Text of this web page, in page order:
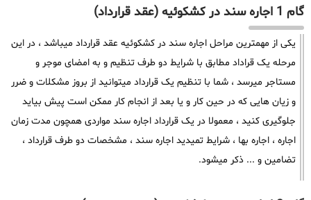
گام 1 اجاره سند در کشکوئیه (عقد قرارداد)
یکی از مهمترین مراحل اجاره سند در کشکوئیه عقد قرارداد میباشد ، در این
مرحله یک قراداد مطابق با شرایط دو طرف تنظیم و به امضای موجر و
مستاجر میرسد ، شما با تنظیم یک قرارداد میتوانید از بروز مشکلات و ضرر
و زیان هایی که در حین کار و یا بعد از انجام کار ممکن است پیش بیاید
جلوگیری کنید ، معمولا در یک قرارداد اجاره سند مواردی همچون مدت زمان
اجاره ، اجاره بها ، شرایط تمیدید اجاره سند ، مشخصات دو طرف قرارداد ،
تضامین و ... ذکر میشود.